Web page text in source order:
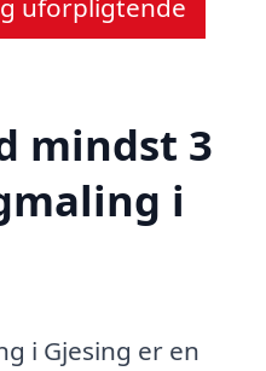
uforpligtende
mindst 3
i
i Gjesing er en